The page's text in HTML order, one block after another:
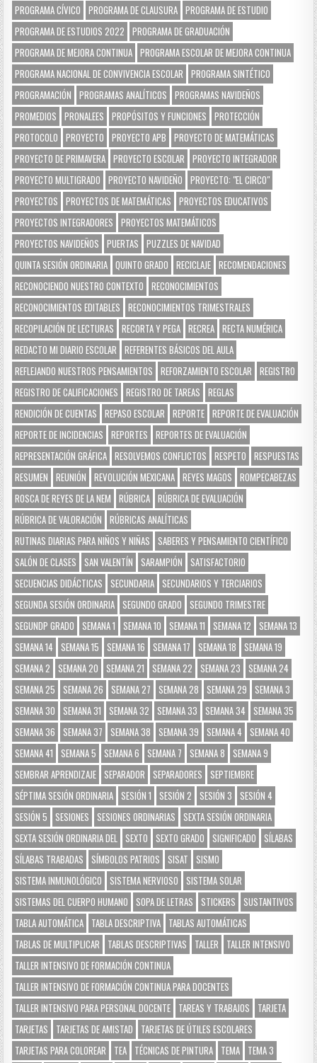
PROGRAMA CÍVICO PROGRAMA DE CLAUSURA PROGRAMA DE ESTUDIO
PROGRAMA DE ESTUDIOS 2022
PROGRAMA DE GRADUACIÓN
PROGRAMA DE MEJORA CONTINUA PROGRAMA ESCOLAR DE MEJORA CONTINUA
PROGRAMA NACIONAL DE CONVIVENCIA ESCOLAR
PROGRAMA SINTÉTICO
PROGRAMACIÓN
PROGRAMAS ANALÍTICOS
PROGRAMAS NAVIDEÑOS
PROMEDIOS
PRONALEES PROPÓSITOS Y FUNCIONES
PROTECCIÓN
PROTOCOLO
PROYECTO PROYECTO APB
PROYECTO DE MATEMÁTICAS
PROYECTO DE PRIMAVERA PROYECTO ESCOLAR
PROYECTO INTEGRADOR
PROYECTO MULTIGRADO
PROYECTO NAVIDEÑO
PROYECTO: "EL CIRCO"
PROYECTOS
PROYECTOS DE MATEMÁTICAS
PROYECTOS EDUCATIVOS
PROYECTOS INTEGRADORES
PROYECTOS MATEMÁTICOS
PROYECTOS NAVIDEÑOS
PUERTAS
PUZZLES DE NAVIDAD
QUINTA SESIÓN ORDINARIA QUINTO GRADO RECICLAJE RECOMENDACIONES
RECONOCIENDO NUESTRO CONTEXTO
RECONOCIMIENTOS
RECONOCIMIENTOS EDITABLES
RECONOCIMIENTOS TRIMESTRALES
RECOPILACIÓN DE LECTURAS
RECORTA Y PEGA RECREA RECTA NUMÉRICA
REDACTO MI DIARIO ESCOLAR
REFERENTES BÁSICOS DEL AULA
REFLEJANDO NUESTROS PENSAMIENTOS
REFORZAMIENTO ESCOLAR
REGISTRO
REGISTRO DE CALIFICACIONES
REGISTRO DE TAREAS
REGLAS
RENDICIÓN DE CUENTAS
REPASO ESCOLAR REPORTE REPORTE DE EVALUACIÓN
REPORTE DE INCIDENCIAS
REPORTES
REPORTES DE EVALUACIÓN
REPRESENTACIÓN GRÁFICA RESOLVEMOS CONFLICTOS RESPETO
RESPUESTAS
RESUMEN
REUNIÓN REVOLUCIÓN MEXICANA REYES MAGOS
ROMPECABEZAS
ROSCA DE REYES DE LA NEM
RÚBRICA RÚBRICA DE EVALUACIÓN
RÚBRICA DE VALORACIÓN
RÚBRICAS ANALÍTICAS
RUTINAS DIARIAS PARA NIÑOS Y NIÑAS
SABERES Y PENSAMIENTO CIENTÍFICO
SALÓN DE CLASES
SAN VALENTÍN SARAMPIÓN
SATISFACTORIO
SECUENCIAS DIDÁCTICAS
SECUNDARIA SECUNDARIOS Y TERCIARIOS
SEGUNDA SESIÓN ORDINARIA SEGUNDO GRADO
SEGUNDO TRIMESTRE
SEGUNDP GRADO
SEMANA 1 SEMANA 10 SEMANA 11 SEMANA 12
SEMANA 13
SEMANA 14
SEMANA 15 SEMANA 16 SEMANA 17 SEMANA 18
SEMANA 19
SEMANA 2
SEMANA 20 SEMANA 21 SEMANA 22 SEMANA 23
SEMANA 24
SEMANA 25
SEMANA 26 SEMANA 27 SEMANA 28 SEMANA 29
SEMANA 3
SEMANA 30
SEMANA 31 SEMANA 32 SEMANA 33 SEMANA 34
SEMANA 35
SEMANA 36
SEMANA 37 SEMANA 38 SEMANA 39 SEMANA 4
SEMANA 40
SEMANA 41
SEMANA 5 SEMANA 6 SEMANA 7 SEMANA 8
SEMANA 9
SEMBRAR APRENDIZAJE SEPARADOR SEPARADORES
SEPTIEMBRE
SÉPTIMA SESIÓN ORDINARIA SESIÓN 1 SESIÓN 2 SESIÓN 3
SESIÓN 4
SESIÓN 5
SESIONES SESIONES ORDINARIAS
SEXTA SESIÓN ORDINARIA
SEXTA SESIÓN ORDINARIA DEL
SEXTO SEXTO GRADO SIGNIFICADO
SÍLABAS
SÍLABAS TRABADAS
SÍMBOLOS PATRIOS SISAT
SISMO
SISTEMA INMUNOLÓGICO
SISTEMA NERVIOSO
SISTEMA SOLAR
SISTEMAS DEL CUERPO HUMANO
SOPA DE LETRAS STICKERS
SUSTANTIVOS
TABLA AUTOMÁTICA TABLA DESCRIPTIVA TABLAS AUTOMÁTICAS
TABLAS DE MULTIPLICAR
TABLAS DESCRIPTIVAS TALLER
TALLER INTENSIVO
TALLER INTENSIVO DE FORMACIÓN CONTINUA
TALLER INTENSIVO DE FORMACIÓN CONTINUA PARA DOCENTES
TALLER INTENSIVO PARA PERSONAL DOCENTE TAREAS Y TRABAJOS
TARJETA
TARJETAS
TARJETAS DE AMISTAD
TARJETAS DE ÚTILES ESCOLARES
TARJETAS PARA COLOREAR
TEA TÉCNICAS DE PINTURA TEMA TEMA 3